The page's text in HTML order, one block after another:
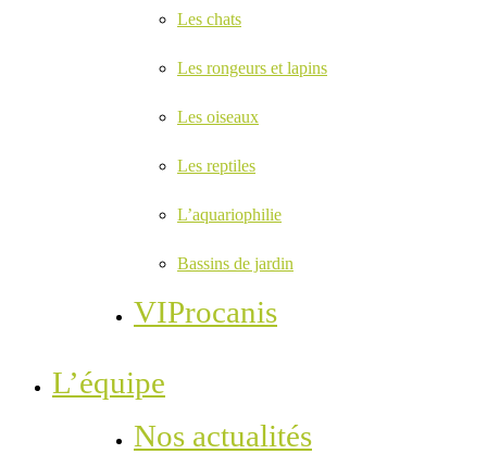
Les chats
Les rongeurs et lapins
Les oiseaux
Les reptiles
L’aquariophilie
Bassins de jardin
VIProcanis
L’équipe
Nos actualités